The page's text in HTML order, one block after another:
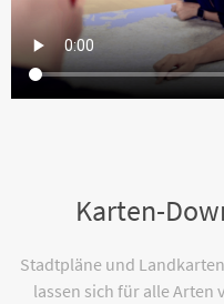
Karten-
Stadtpläne und
lassen sich für alle Arten